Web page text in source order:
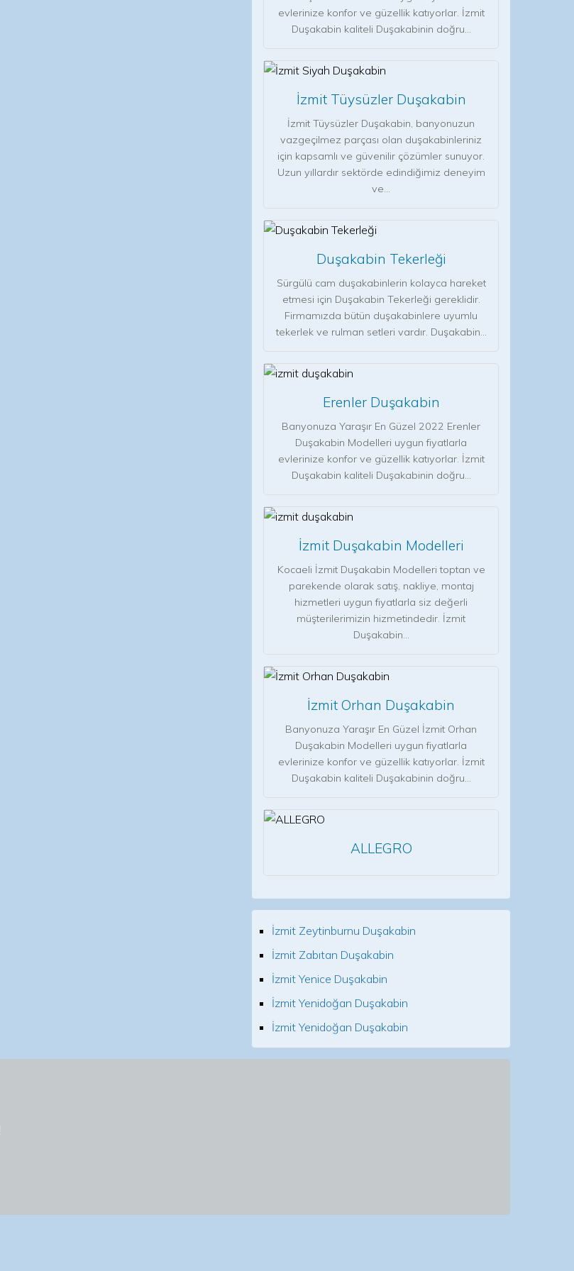
evlerinize konfor ve güzellik katıyorlar. İzmit
Duşakabin kaliteli Duşakabinin doğru…
İzmit Tüysüzler Duşakabin
İzmit Tüysüzler Duşakabin, banyonuzun
vazgeçilmez parçası olan duşakabinleriniz
için kapsamlı ve güvenilir çözümler sunuyor.
Uzun yıllardır sektörde edindiğimiz deneyim
ve…
Duşakabin Tekerleği
Sürgülü cam duşakabinlerin kolayca hareket
etmesi için Duşakabin Tekerleği gereklidir.
Firmamızda bütün duşakabinlere uyumlu
tekerlek ve rulman setleri vardır. Duşakabin…
Erenler Duşakabin
Banyonuza Yaraşır En Güzel 2022 Erenler
Duşakabin Modelleri uygun fiyatlarla
evlerinize konfor ve güzellik katıyorlar. İzmit
Duşakabin kaliteli Duşakabinin doğru…
İzmit Duşakabin Modelleri
Kocaeli İzmit Duşakabin Modelleri toptan ve
parekende olarak satış, nakliye, montaj
hizmetleri uygun fiyatlarla siz değerli
müşterilerimizin hizmetindedir. İzmit
Duşakabin…
İzmit Orhan Duşakabin
Banyonuza Yaraşır En Güzel İzmit Orhan
Duşakabin Modelleri uygun fiyatlarla
evlerinize konfor ve güzellik katıyorlar. İzmit
Duşakabin kaliteli Duşakabinin doğru…
ALLEGRO
İzmit Zeytinburnu Duşakabin
İzmit Zabıtan Duşakabin
İzmit Yenice Duşakabin
İzmit Yenidoğan Duşakabin
İzmit Yenidoğan Duşakabin